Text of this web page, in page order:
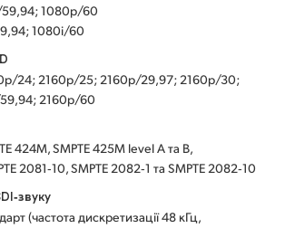
1080p/60
1080i/60
24; 2160p/25; 2160p/29,97; 2160p/30;
2160p/60
424M, SMPTE 425M level A та B,
2081‑10, SMPTE 2082‑1 та SMPTE 2082‑10
(частота дискретизації 48 кГц,